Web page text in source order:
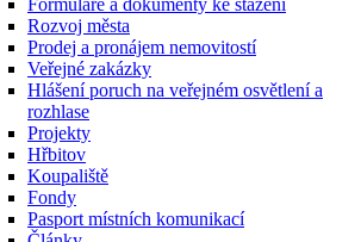
Formuláře a dokumenty ke stažení
Rozvoj města
Prodej a pronájem nemovitostí
Veřejné zakázky
Hlášení poruch na veřejném osvětlení a
rozhlase
Projekty
Hřbitov
Koupaliště
Fondy
Pasport místních komunikací